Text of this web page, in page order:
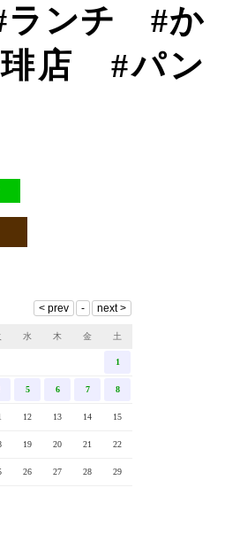
ランチ#か
琲店#パン
水 木 金 土
1
5 6 7 8
12 13 14 15
19 20 21 22
26 27 28 29